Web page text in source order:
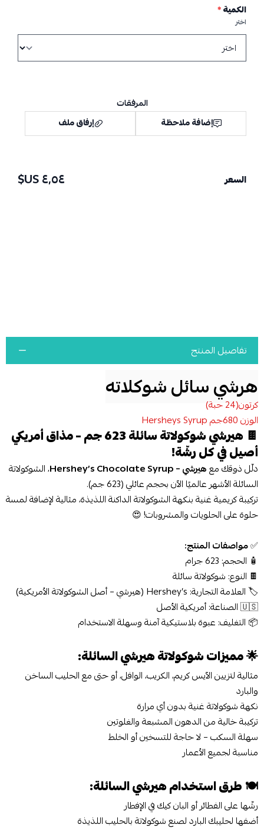
الكمية*
اختر
المرفقات
إضافة ملاحظة
إرفاق ملف
السعر ٤٫٥٤ US$
تفاصيل المنتج
هرشي سائل شوكلاته
كرتون(24 حبة)
الوزن 680جم Hersheys Syrup
🍫 هيرشي شوكولاتة سائلة 623 جم – مذاق أمريكي
أصيل في كل رشّة!
دلّل ذوقك معهيرشي – Hershey’s Chocolate Syrup
، الشوكولاتة
السائلة الأشهر عالميًا الآن بحجم عائلي (623 جم).
تركيبة كريمية غنية بنكهة الشوكولاتة الداكنة اللذيذة، مثالية لإضافة لمسة
حلوة على الحلويات والمشروبات! 😍
✅مواصفات المنتج:
🧴 الحجم: 623 جرام
🍫 النوع: شوكولاتة سائلة
🏷️ العلامة التجارية: Hershey’s (هيرشي – أصل الشوكولاتة الأمريكية)
🇺🇸 الصناعة: أمريكية الأصل
📦 التغليف: عبوة بلاستيكية آمنة وسهلة الاستخدام
🌟مميزات شوكولاتة هيرشي السائلة:
مثالية لتزيين الآيس كريم، الكريب، الوافل، أو حتى مع الحليب الساخن
والبارد
نكهة شوكولاتة غنية بدون أي مرارة
تركيبة خالية من الدهون المشبعة والغلوتين
سهلة السكب – لا حاجة للتسخين أو الخلط
مناسبة لجميع الأعمار
🍽️طرق استخدام هيرشي السائلة:
رشّها على الفطائر أو البان كيك في الإفطار
أضفها لحليبك البارد لصنع شوكولاتة بالحليب اللذيذة